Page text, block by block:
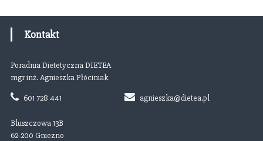
Kontakt
Poradnia Dietetyczna DIETEA
mgr inż. Agnieszka Płóciniak
601 728 441 agnieszka@dietea.pl
Bluszczowa 13B
62-200 Gniezno